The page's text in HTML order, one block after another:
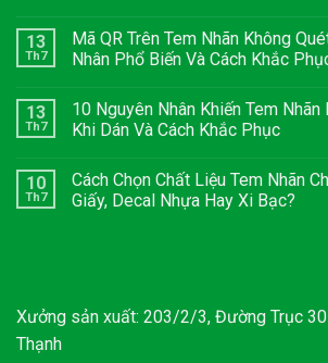
13
Th7
Mã QR Trên Tem Nhãn Không
Nhân Phổ Biến Và Cách Khắc
13
Th7
10 Nguyên Nhân Khiến Tem
Khi Dán Và Cách Khắc Phục
10
Th7
Cách Chọn Chất Liệu Tem Nhãn
Giấy, Decal Nhựa Hay Xi Bạc?
Xưởng sản xuất: 203/2/3, Đường Trục
Thạnh